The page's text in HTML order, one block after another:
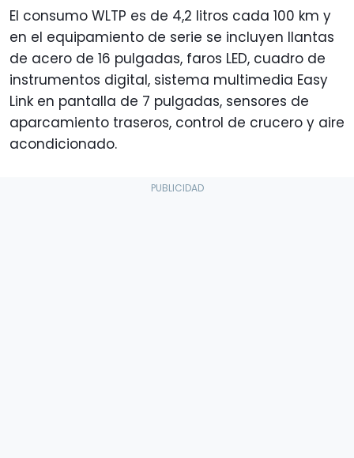
El consumo WLTP es de 4,2 litros cada 100 km y
en el equipamiento de serie se incluyen llantas
de acero de 16 pulgadas, faros LED, cuadro de
instrumentos digital, sistema multimedia Easy
Link en pantalla de 7 pulgadas, sensores de
aparcamiento traseros, control de crucero y aire
acondicionado.